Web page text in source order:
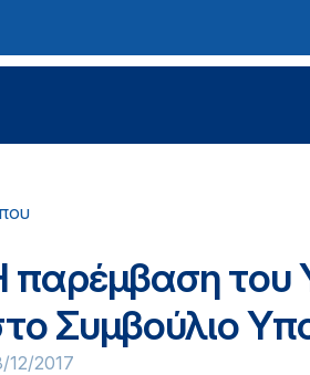
παρέμβαση του
Συμβούλιο
12/2017